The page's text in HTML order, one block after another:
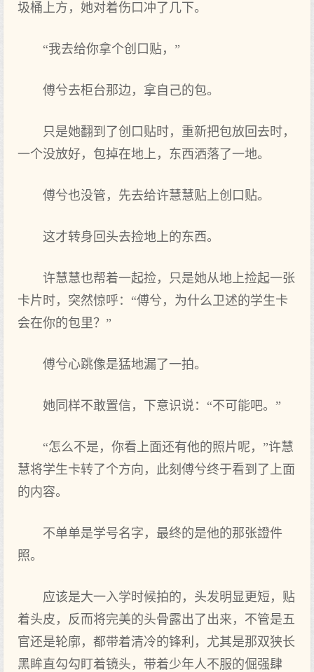
圾桶上方，她对着伤口冲了几下。
“我去给你拿个创口贴，”
傅兮去柜台那边，拿自己的包。
只是她翻到了创口贴时，重新把包放回去时，
一个没放好，包掉在地上，东西洒落了一地。
傅兮也没管，先去给许慧慧贴上创口贴。
这才转身回头去捡地上的东西。
许慧慧也帮着一起捡，只是她从地上捡起一张
卡片时，突然惊呼：“傅兮，为什么卫述的学生卡
会在你的包里？”
傅兮心跳像是猛地漏了一拍。
她同样不敢置信，下意识说：“不可能吧。”
“怎么不是，你看上面还有他的照片呢，”许慧
慧将学生卡转了个方向，此刻傅兮终于看到了上面
的内容。
不单单是学号名字，最终的是他的那张證件
照。
应该是大一入学时候拍的，头发明显更短，贴
着头皮，反而将完美的头骨露出了出来，不管是五
官还是轮廓，都带着清冷的锋利，尤其是那双狭长
黑眸直勾勾盯着镜头，带着少年人不服的倔强肆